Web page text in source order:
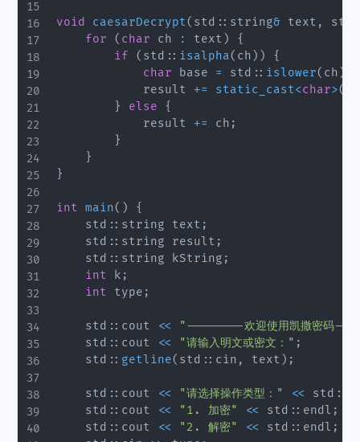
void caesarDecrypt( std :: string& text , std
for
( char ch : text )
{
if
( std :: isalpha( ch ) )
{
char base = std :: islower( ch )
            result
+= static_cast<char>(
}
else
{
            result
+= ch ;
}
}
}
int main( )
{
    std
:: string text ;
    std
:: string result ;
    std
:: string kString ;
int k ;
int type ;
    std
:: cout <<
"--------欢迎使用凯撒密
    std
:: cout << "请输入明文或密文：" ;
    std
:: getline( std :: cin , text ) ;
    std
:: cout << "请选择操作类型：" << std ::
    std
:: cout << "1. 加密" << std :: endl ;
    std
:: cout << "2. 解密" << std :: endl ;